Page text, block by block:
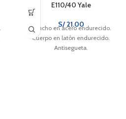
E110/40 Yale
S/21.00
Gancho en acero endurecido.
Cuerpo en latón endurecido.
Antisegueta.